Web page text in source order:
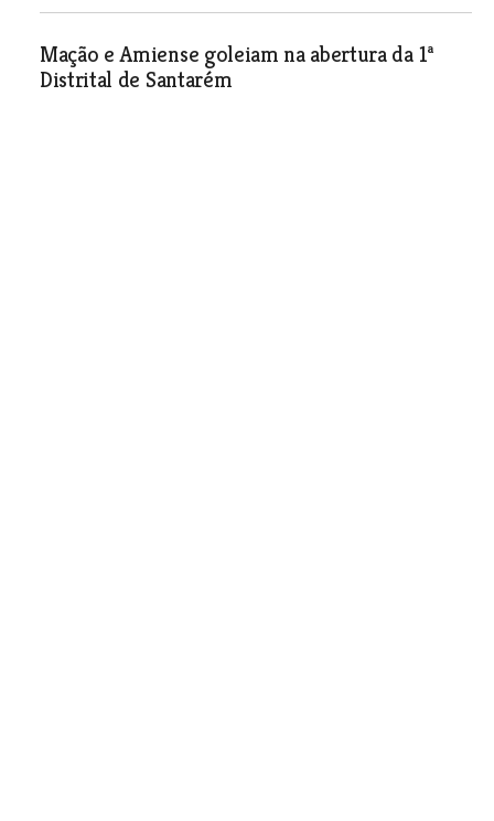
Mação e Amiense goleiam na abertura da 1ª
Distrital de Santarém